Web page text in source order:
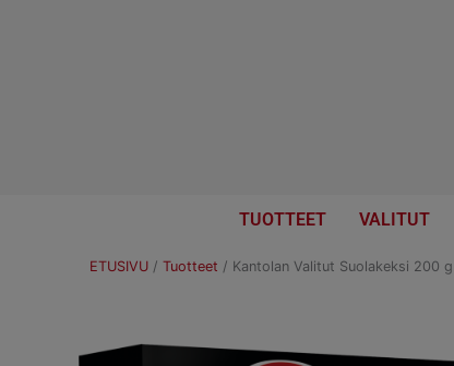
TUOTTEET VALITUT
ETUSIVU / Tuotteet / Kantolan Valitut Suolakeksi 200 g